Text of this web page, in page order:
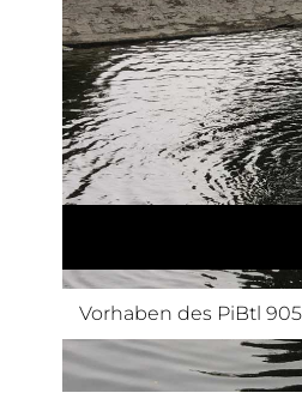
Vorhaben des PiBtl